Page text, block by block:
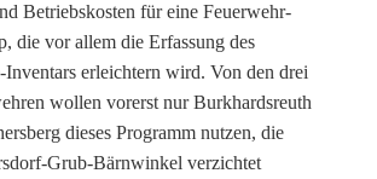
Betriebskosten für eine Feuerwehr-
die vor allem die Erfassung des
Inventars erleichtern wird. Von den drei
wollen vorerst nur Burkhardsreuth
dieses Programm nutzen, die
Grub-Bärnwinkel verzichtet